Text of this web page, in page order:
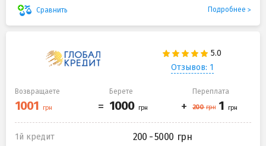
Сравнить Подробнее
Отзывов: 1
Возвращаете Берете Переплата
1й кредит 200 - 5000